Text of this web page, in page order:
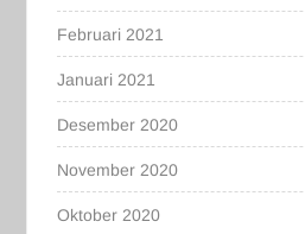
Februari 2021
Januari 2021
Desember 2020
November 2020
Oktober 2020